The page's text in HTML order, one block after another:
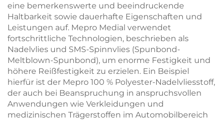
eine bemerkenswerte und beeindruckende
Haltbarkeit sowie dauerhafte Eigenschaften und
Leistungen auf. Mepro Medial verwendet
fortschrittliche Technologien, beschrieben als
Nadelvlies und SMS-Spinnvlies (Spunbond-
Meltblown-Spunbond), um enorme Festigkeit und
höhere Reißfestigkeit zu erzielen. Ein Beispiel
hierfür ist der Mepro 100 % Polyester-Nadelvliesstoff,
der auch bei Beanspruchung in anspruchsvollen
Anwendungen wie Verkleidungen und
medizinischen Trägerstoffen im Automobilbereich